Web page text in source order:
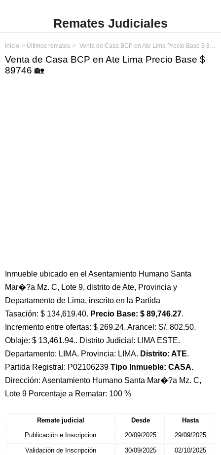
Remates Judiciales
Inicio Últimos remates Venta de Casa BCP en Ate Lima Precio Base $ 89746
Venta de Casa BCP en Ate Lima Precio Base $
89746 🏡
Inmueble ubicado en el Asentamiento Humano Santa
Mar�?a Mz. C, Lote 9, distrito de Ate, Provincia y
Departamento de Lima, inscrito en la Partida
Tasación: $ 134,619.40. Precio Base: $ 89,746.27.
Incremento entre ofertas: $ 269.24. Arancel: S/. 802.50.
Oblaje: $ 13,461.94.. Distrito Judicial: LIMA ESTE.
Departamento: LIMA. Provincia: LIMA. Distrito: ATE.
Partida Registral: P02106239 Tipo Inmueble: CASA.
Dirección: Asentamiento Humano Santa Mar�?a Mz. C,
Lote 9 Porcentaje a Rematar: 100 %
Remate judicial Desde
Hasta
Publicación e Inscripcion
20/09/2025 29/09/2025
Validación de Inscripción 30/09/2025 02/10/2025